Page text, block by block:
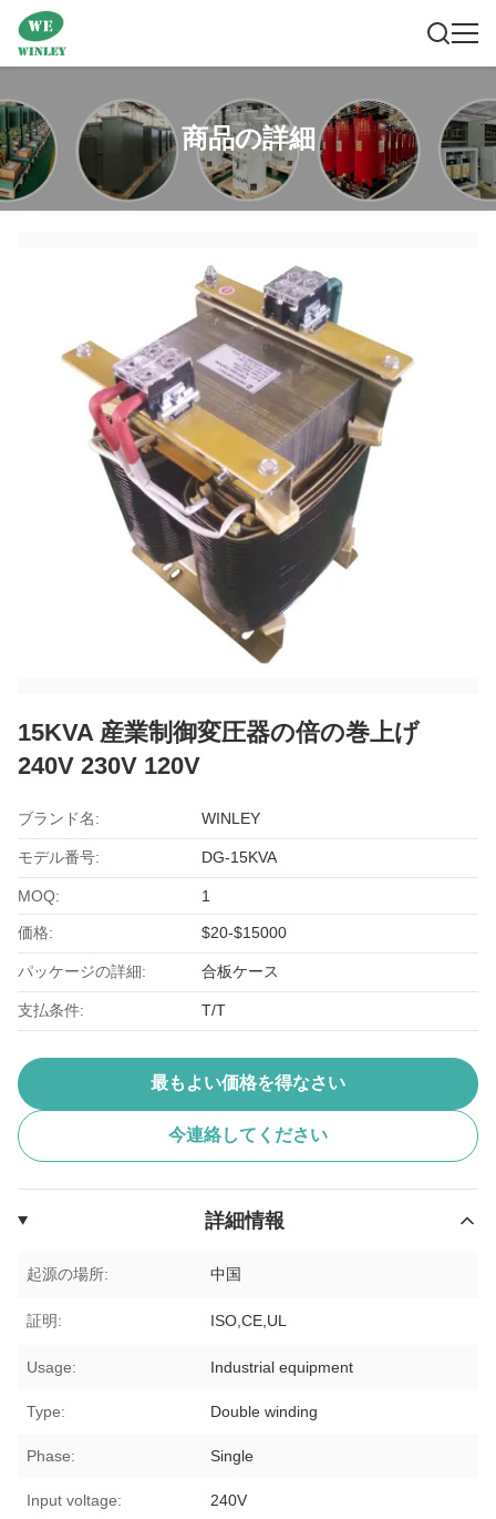
商品の詳細
15KVA 産業制御変圧器の倍の巻上げ
240V 230V 120V
ブランド名: WINLEY
モデル番号: DG-15KVA
MOQ: 1
価格: $20-$15000
パッケージの詳細: 合板ケース
支払条件: T/T
最もよい価格を得なさい
今連絡してください
詳細情報
起源の場所: 中国
証明: ISO,CE,UL
Usage: Industrial equipment
Type: Double winding
Phase: Single
Input voltage: 240V